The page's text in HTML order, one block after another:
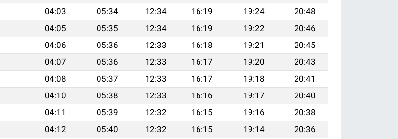
04:03 05:34 12:34 16:19 19:24
20:48
04:05 05:35 12:34 16:19 19:22
20:46
04:06 05:36 12:33 16:18 19:21
20:45
04:07 05:36 12:33 16:17 19:20
20:43
04:08 05:37 12:33 16:17 19:18
20:41
04:10 05:38 12:33 16:16 19:17
20:40
04:11 05:39 12:32 16:15 19:16
20:38
04:12 05:40 12:32 16:15 19:14
20:36